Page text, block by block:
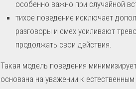
особенно важно при случайной
тихое поведение исключает
разговоры и смех усиливают
продолжать свои действия.
Такая модель поведения
основана на уважении к